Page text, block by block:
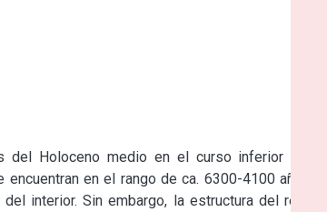
del Holoceno medio en el curso inferior del río
en el rango de ca. 6300-4100 años AP.
interior. Sin embargo, la estructura del registro